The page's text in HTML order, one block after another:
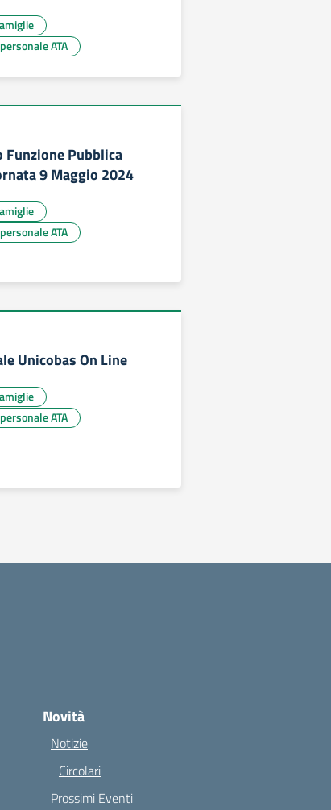
ATA
Pubblica
9 Maggio 2024
ATA
Unicobas On Line
ATA
Novità
Notizie
Circolari
Prossimi Eventi